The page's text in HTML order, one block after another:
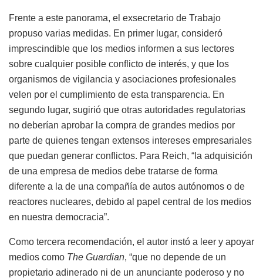
Frente a este panorama, el exsecretario de Trabajo
propuso varias medidas. En primer lugar, consideró
imprescindible que los medios informen a sus lectores
sobre cualquier posible conflicto de interés, y que los
organismos de vigilancia y asociaciones profesionales
velen por el cumplimiento de esta transparencia. En
segundo lugar, sugirió que otras autoridades regulatorias
no deberían aprobar la compra de grandes medios por
parte de quienes tengan extensos intereses empresariales
que puedan generar conflictos. Para Reich, “la adquisición
de una empresa de medios debe tratarse de forma
diferente a la de una compañía de autos autónomos o de
reactores nucleares, debido al papel central de los medios
en nuestra democracia”.
Como tercera recomendación, el autor instó a leer y apoyar
medios como The Guardian, “que no depende de un
propietario adinerado ni de un anunciante poderoso y no